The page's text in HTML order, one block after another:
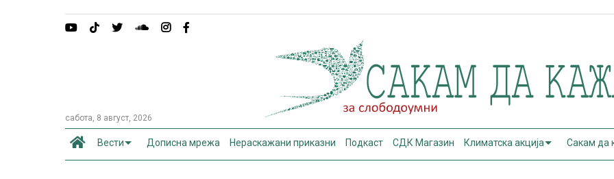
сабота, 8 август, 2026
Вести Дописна мрежа Нераскажани приказни Подкаст СДК Магазин Климатска акција Сакам да